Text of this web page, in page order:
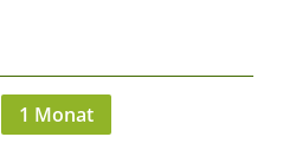
1 Monat